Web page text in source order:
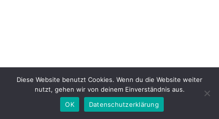
Diese Website benutzt Cookies. Wenn du die Website weiter
nutzt, gehen wir von deinem Einverständnis aus.
OK
Datenschutzerklärung